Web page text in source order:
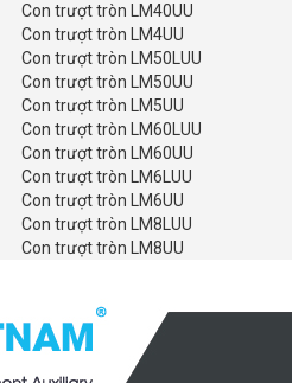
Con trượt tròn LM40UU
Con trượt tròn LM4UU
Con trượt tròn LM50LUU
Con trượt tròn LM50UU
Con trượt tròn LM5UU
Con trượt tròn LM60LUU
Con trượt tròn LM60UU
Con trượt tròn LM6LUU
Con trượt tròn LM6UU
Con trượt tròn LM8LUU
Con trượt tròn LM8UU